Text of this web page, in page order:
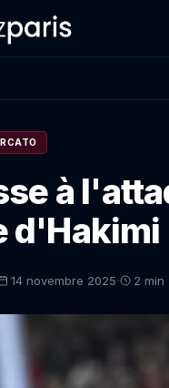
à
d'Hakimi
14 novembre 2025· 2 min